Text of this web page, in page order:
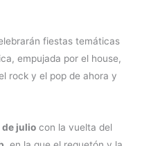
fiestas temáticas
empujada por el house,
rock y el pop de ahora y
de julio con la vuelta del